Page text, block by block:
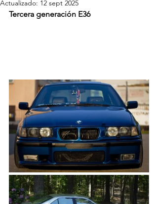
Actualizado: 12 sept 2025
Tercera generación E36